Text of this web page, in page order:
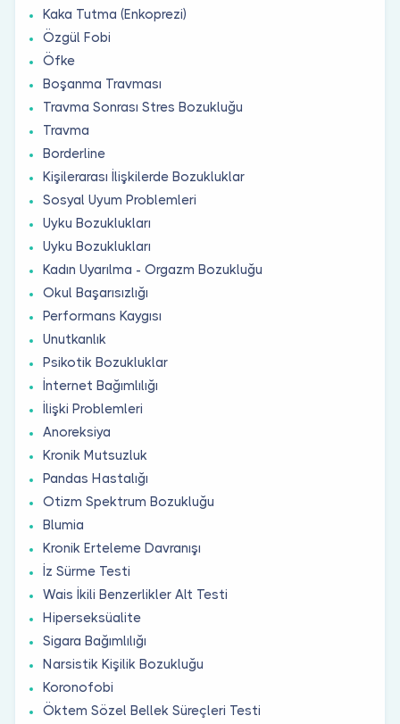
Kaka Tutma (Enkoprezi)
Özgül Fobi
Öfke
Boşanma Travması
Travma Sonrası Stres Bozukluğu
Travma
Borderline
Kişilerarası İlişkilerde Bozukluklar
Sosyal Uyum Problemleri
Uyku Bozuklukları
Uyku Bozuklukları
Kadın Uyarılma - Orgazm Bozukluğu
Okul Başarısızlığı
Performans Kaygısı
Unutkanlık
Psikotik Bozukluklar
İnternet Bağımlılığı
İlişki Problemleri
Anoreksiya
Kronik Mutsuzluk
Pandas Hastalığı
Otizm Spektrum Bozukluğu
Blumia
Kronik Erteleme Davranışı
İz Sürme Testi
Wais İkili Benzerlikler Alt Testi
Hiperseksüalite
Sigara Bağımlılığı
Narsistik Kişilik Bozukluğu
Koronofobi
Öktem Sözel Bellek Süreçleri Testi